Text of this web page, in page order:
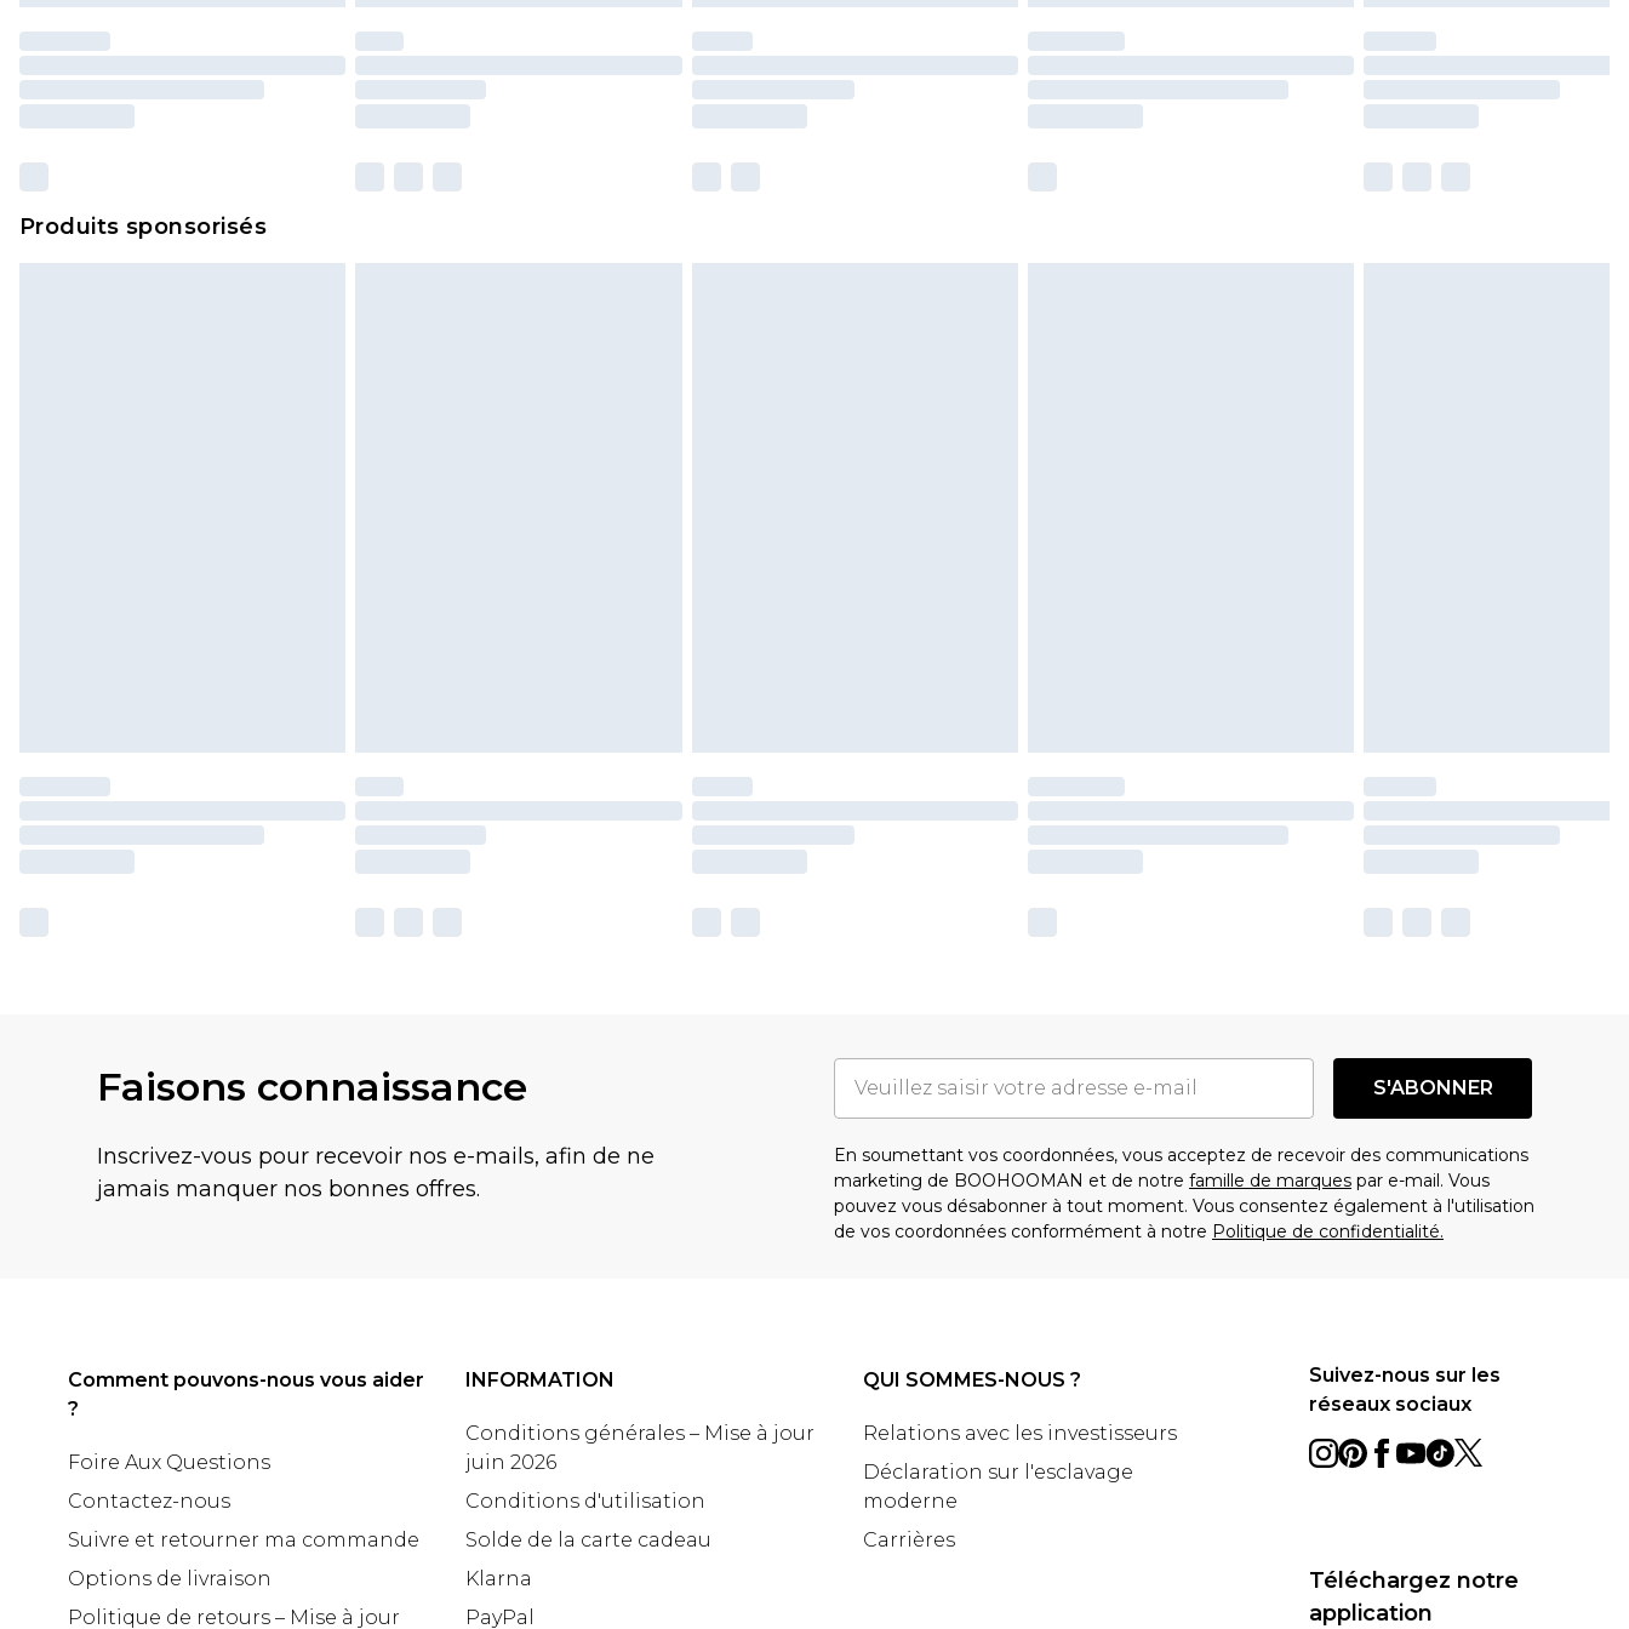
Produits sponsorisés
Faisons connaissance
Inscrivez-vous pour recevoir nos e-mails, afin de ne
jamais manquer nos bonnes offres.
S'ABONNER
En soumettant vos coordonnées, vous acceptez de recevoir des communications
marketing de BOOHOOMAN et de notre famille de marques par e-mail. Vous
pouvez vous désabonner à tout moment. Vous consentez également à l'utilisation
de vos coordonnées conformément à notre Politique de confidentialité.
Comment pouvons-nous vous aider
?
Foire Aux Questions
Contactez-nous
Suivre et retourner ma commande
Options de livraison
Politique de retours – Mise à jour
INFORMATION
Conditions générales – Mise à jour
juin 2026
Conditions d'utilisation
Solde de la carte cadeau
Klarna
PayPal
QUI SOMMES-NOUS ?
Relations avec les investisseurs
Déclaration sur l'esclavage
moderne
Carrières
Suivez-nous sur les
réseaux sociaux
Téléchargez notre
application